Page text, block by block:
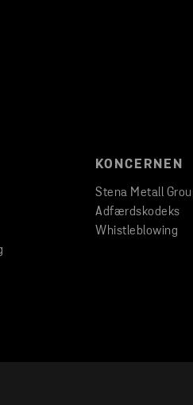
KONCERNEN
Stena Metall
Adfærdskodeks
Whistleblowing